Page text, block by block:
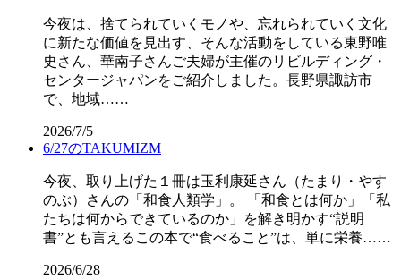
今夜は、捨てられていくモノや、忘れられていく文化
に新たな価値を見出す、そんな活動をしている東野唯
史さん、華南子さんご夫婦が主催のリビルディング・
センタージャパンをご紹介しました。長野県諏訪市
で、地域……
2026/7/5
6/27のTAKUMIZM
今夜、取り上げた１冊は玉利康延さん（たまり・やす
のぶ）さんの「和食人類学」。 「和食とは何か」「私
たちは何からできているのか」を解き明かす“説明
書”とも言えるこの本で“食べること”は、単に栄養……
2026/6/28